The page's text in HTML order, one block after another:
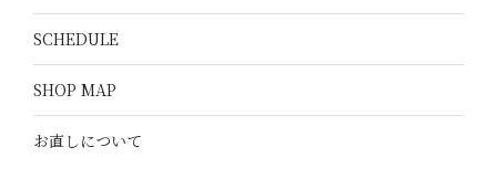
SCHEDULE
SHOP MAP
お直しについて